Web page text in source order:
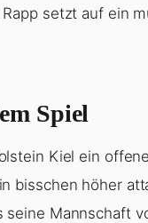
setzt auf ein
Spiel
Kiel ein
bisschen höher
Mannschaft